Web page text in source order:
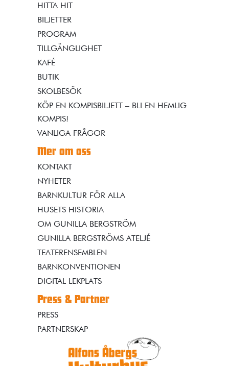
HITTA HIT
BILJETTER
PROGRAM
TILLGÄNGLIGHET
KAFÉ
BUTIK
SKOLBESÖK
KÖP EN KOMPISBILJETT – BLI EN HEMLIG
KOMPIS!
VANLIGA FRÅGOR
Mer om oss
KONTAKT
NYHETER
BARNKULTUR FÖR ALLA
HUSETS HISTORIA
OM GUNILLA BERGSTRÖM
GUNILLA BERGSTRÖMS ATELJÉ
TEATERENSEMBLEN
BARNKONVENTIONEN
DIGITAL LEKPLATS
Press & Partner
PRESS
PARTNERSKAP